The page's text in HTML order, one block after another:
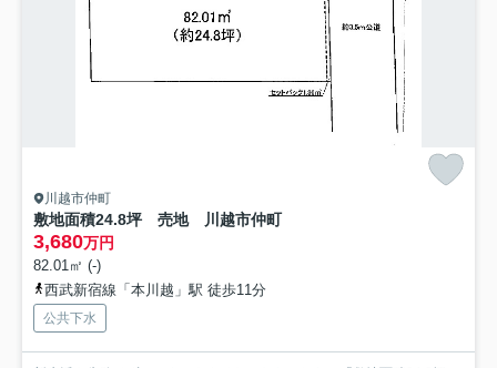
川越市仲町
敷地面積24.8坪 売地 川越市仲町
3,680万円
82.01㎡ (-)
西武新宿線「本川越」駅 徒歩11分
公共下水